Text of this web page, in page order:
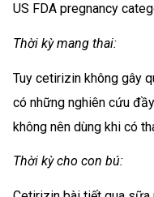
US FDA pregnancy
Thời kỳ mang thai:
Tuy cetirizin không gây
có những nghiên cứu
không nên dùng khi có
Thời kỳ cho con bú: